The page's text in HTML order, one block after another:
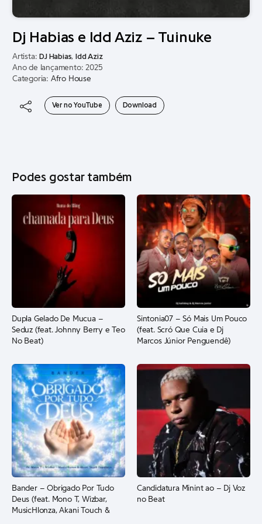
Dj Habias e Idd Aziz – Tuinuke
Artista: DJ Habias, Idd Aziz
Ano de lançamento: 2025
Categoria: Afro House
Ver no YouTube Download
Podes gostar também
Dupla Gelado De Mucua –
Seduz (feat. Johnny Berry e Teo
No Beat)
Sintonia07 – Só Mais Um Pouco
(feat. Scró Que Cuia e Dj
Marcos Júnior Penguendê)
Bander – Obrigado Por Tudo
Deus (feat. Mono T, Wizbar,
MusicHlonza, Akani Touch &
Candidatura Minint ao – Dj Voz
no Beat